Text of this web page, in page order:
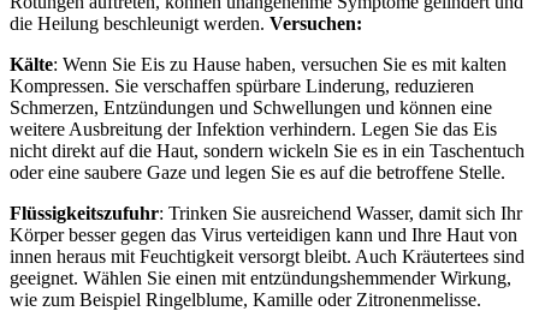
die Heilung beschleunigt werden. Versuchen:
Kälte: Wenn Sie Eis zu Hause haben, versuchen Sie es mit kalten
Kompressen. Sie verschaffen spürbare Linderung, reduzieren
Schmerzen, Entzündungen und Schwellungen und können eine
weitere Ausbreitung der Infektion verhindern. Legen Sie das Eis
nicht direkt auf die Haut, sondern wickeln Sie es in ein Taschentuch
oder eine saubere Gaze und legen Sie es auf die betroffene Stelle.
Flüssigkeitszufuhr: Trinken Sie ausreichend Wasser, damit sich Ihr
Körper besser gegen das Virus verteidigen kann und Ihre Haut von
innen heraus mit Feuchtigkeit versorgt bleibt. Auch Kräutertees sind
geeignet. Wählen Sie einen mit entzündungshemmender Wirkung,
wie zum Beispiel Ringelblume, Kamille oder Zitronenmelisse.